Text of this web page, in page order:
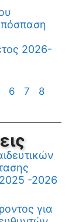
2026-
6 7
8
-2026
για